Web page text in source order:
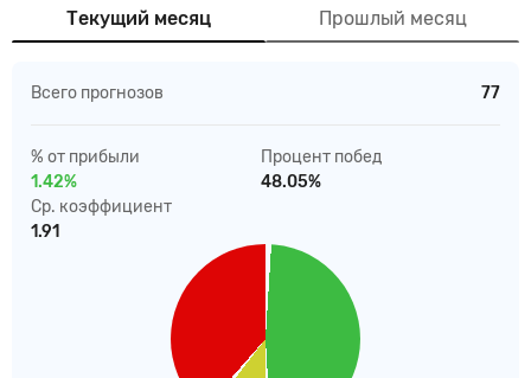
Текущий месяц Прошлый месяц
Всего прогнозов 77
% от прибыли
1.42%
Процент побед
48.05%
Ср. коэффициент
1.91